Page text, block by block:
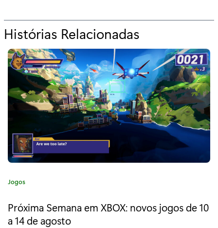
Histórias Relacionadas
a
r
a
"
L
m
o
C
e
g
Jogos
Próxima Semana em XBOX: novos jogos de 10
a 14 de agosto